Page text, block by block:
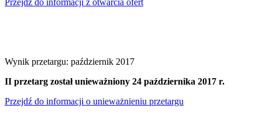
Wynik przetargu: październik 2017
II przetarg został unieważniony 24 października 2017 r.
Przejdź do informacji o unieważnieniu przetargu